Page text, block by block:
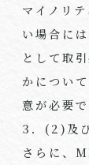
マイノリ
い場合に
として取
かについ
意が必要
3 ． (2)及
さらに、